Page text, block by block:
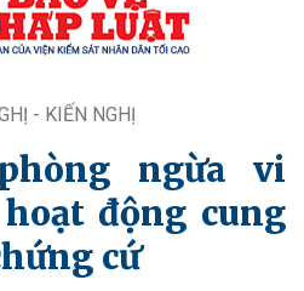
- KIẾN NGHỊ
ngừa vi
động cung
cứ